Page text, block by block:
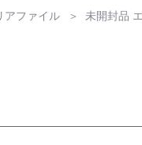
アファイル 未開封品